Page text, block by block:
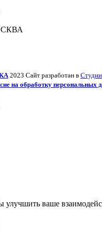
2023 Сайт разработан в
на обработку персональных
ваше